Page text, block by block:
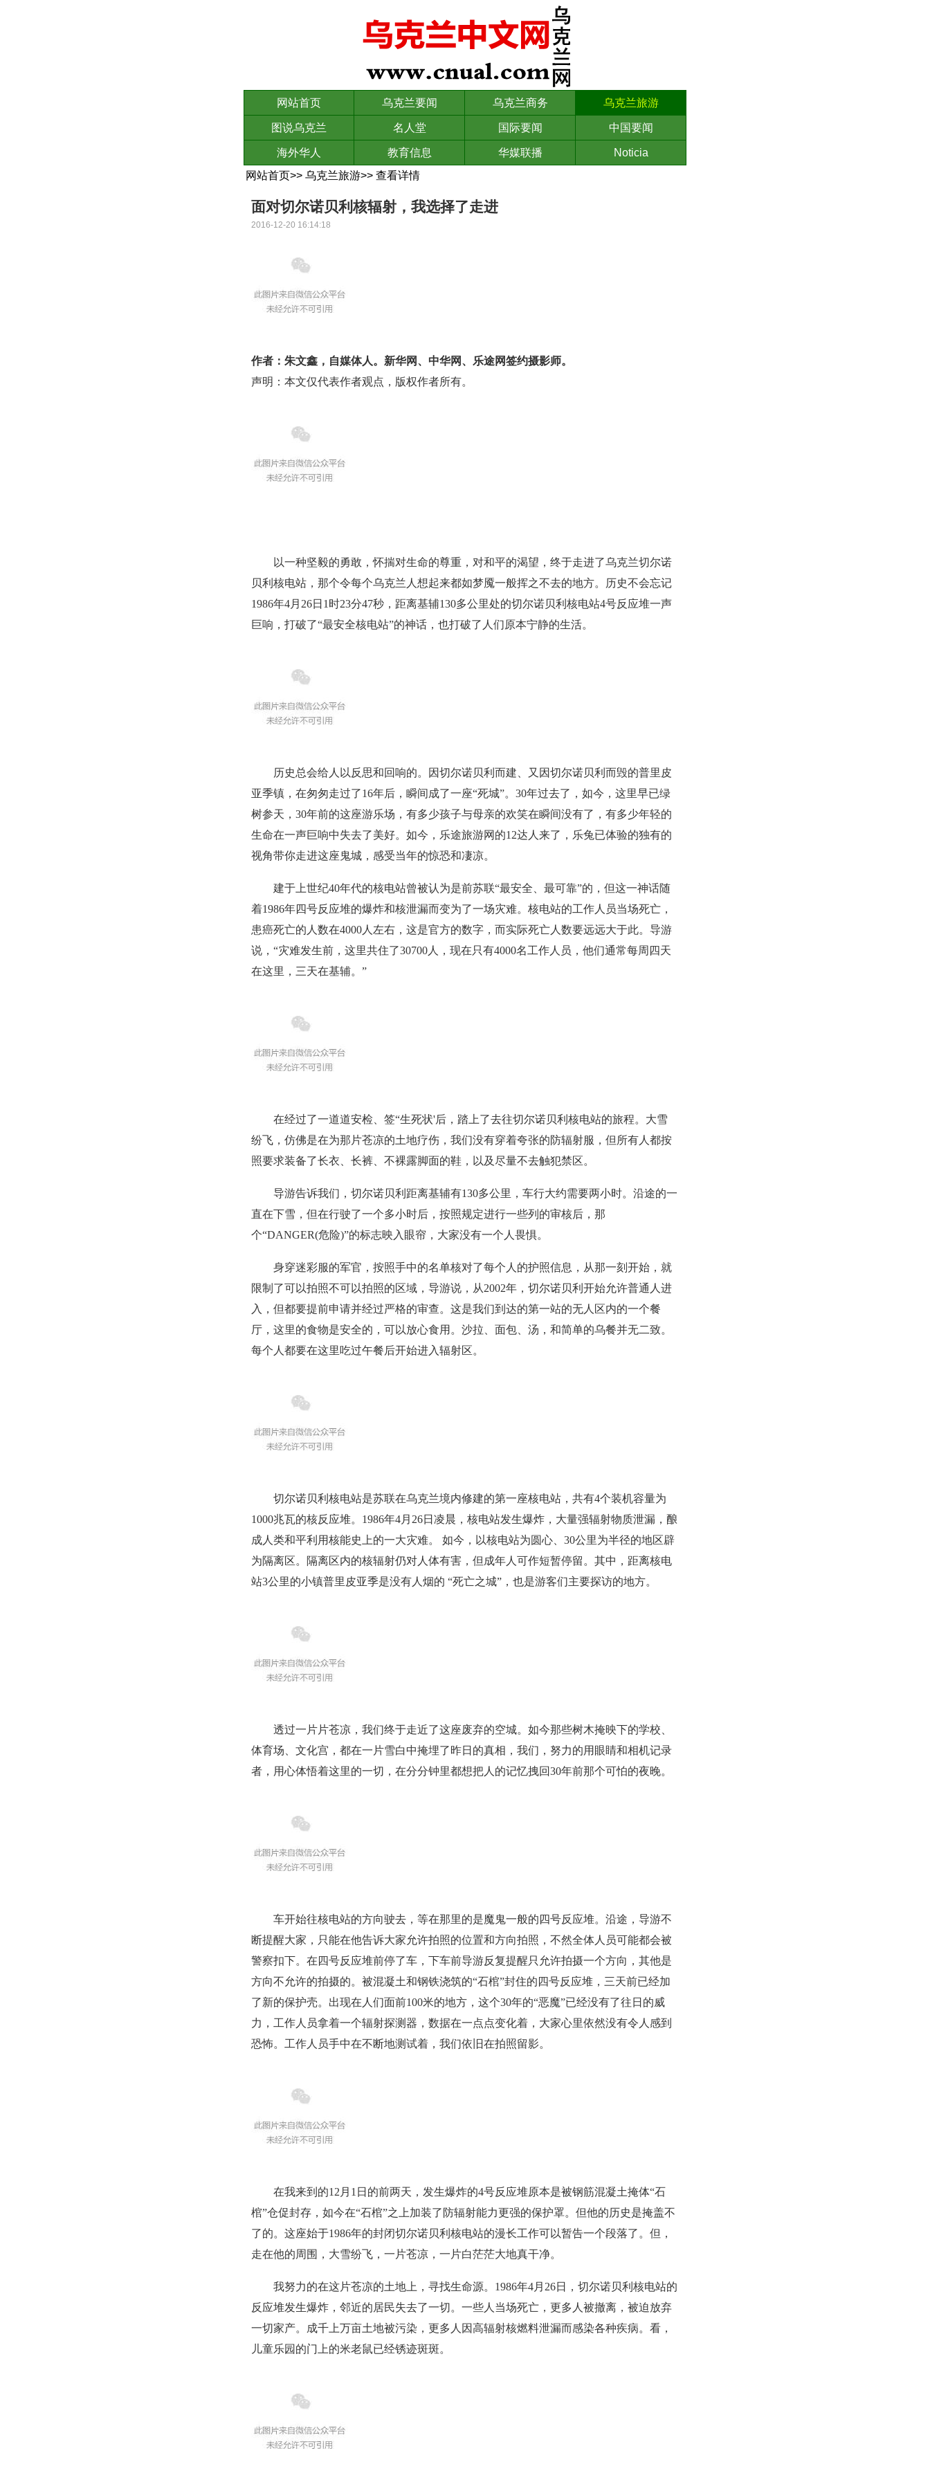
网站首页 乌克兰要闻 乌克兰商务 乌克兰旅游
图说乌克兰 名人堂 国际要闻 中国要闻
海外华人 教育信息 华媒联播
Noticia
网站首页>> 乌克兰旅游>> 查看详情
面对切尔诺贝利核辐射，我选择了走进
2016-12-20 16:14:18
作者：朱文鑫，自媒体人。新华网、中华网、乐途网签约摄影师。
声明：本文仅代表作者观点，版权作者所有。
以一种坚毅的勇敢，怀揣对生命的尊重，对和平的渴望，终于走进了乌克兰切尔诺
贝利核电站，那个令每个乌克兰人想起来都如梦魇一般挥之不去的地方。历史不会忘记
1986年4月26日1时23分47秒，距离基辅130多公里处的切尔诺贝利核电站4号反应堆一声
巨响，打破了“最安全核电站”的神话，也打破了人们原本宁静的生活。
历史总会给人以反思和回响的。因切尔诺贝利而建、又因切尔诺贝利而毁的普里皮
亚季镇，在匆匆走过了16年后，瞬间成了一座“死城”。30年过去了，如今，这里早已绿
树参天，30年前的这座游乐场，有多少孩子与母亲的欢笑在瞬间没有了，有多少年轻的
生命在一声巨响中失去了美好。如今，乐途旅游网的12达人来了，乐兔已体验的独有的
视角带你走进这座鬼城，感受当年的惊恐和凄凉。
建于上世纪40年代的核电站曾被认为是前苏联“最安全、最可靠”的，但这一神话随
着1986年四号反应堆的爆炸和核泄漏而变为了一场灾难。核电站的工作人员当场死亡，
患癌死亡的人数在4000人左右，这是官方的数字，而实际死亡人数要远远大于此。导游
说，“灾难发生前，这里共住了30700人，现在只有4000名工作人员，他们通常每周四天
在这里，三天在基辅。”
在经过了一道道安检、签“生死状'后，踏上了去往切尔诺贝利核电站的旅程。大雪
纷飞，仿佛是在为那片苍凉的土地疗伤，我们没有穿着夸张的防辐射服，但所有人都按
照要求装备了长衣、长裤、不裸露脚面的鞋，以及尽量不去触犯禁区。
导游告诉我们，切尔诺贝利距离基辅有130多公里，车行大约需要两小时。沿途的一
直在下雪，但在行驶了一个多小时后，按照规定进行一些列的审核后，那
个“DANGER(危险)”的标志映入眼帘，大家没有一个人畏惧。
身穿迷彩服的军官，按照手中的名单核对了每个人的护照信息，从那一刻开始，就
限制了可以拍照不可以拍照的区域，导游说，从2002年，切尔诺贝利开始允许普通人进
入，但都要提前申请并经过严格的审查。这是我们到达的第一站的无人区内的一个餐
厅，这里的食物是安全的，可以放心食用。沙拉、面包、汤，和简单的乌餐并无二致。
每个人都要在这里吃过午餐后开始进入辐射区。
切尔诺贝利核电站是苏联在乌克兰境内修建的第一座核电站，共有4个装机容量为
1000兆瓦的核反应堆。1986年4月26日凌晨，核电站发生爆炸，大量强辐射物质泄漏，酿
成人类和平利用核能史上的一大灾难。 如今，以核电站为圆心、30公里为半径的地区辟
为隔离区。隔离区内的核辐射仍对人体有害，但成年人可作短暂停留。其中，距离核电
站3公里的小镇普里皮亚季是没有人烟的 “死亡之城”，也是游客们主要探访的地方。
透过一片片苍凉，我们终于走近了这座废弃的空城。如今那些树木掩映下的学校、
体育场、文化宫，都在一片雪白中掩埋了昨日的真相，我们，努力的用眼睛和相机记录
者，用心体悟着这里的一切，在分分钟里都想把人的记忆拽回30年前那个可怕的夜晚。
车开始往核电站的方向驶去，等在那里的是魔鬼一般的四号反应堆。沿途，导游不
断提醒大家，只能在他告诉大家允许拍照的位置和方向拍照，不然全体人员可能都会被
警察扣下。在四号反应堆前停了车，下车前导游反复提醒只允许拍摄一个方向，其他是
方向不允许的拍摄的。被混凝土和钢铁浇筑的“石棺”封住的四号反应堆，三天前已经加
了新的保护壳。出现在人们面前100米的地方，这个30年的“恶魔”已经没有了往日的威
力，工作人员拿着一个辐射探测器，数据在一点点变化着，大家心里依然没有令人感到
恐怖。工作人员手中在不断地测试着，我们依旧在拍照留影。
在我来到的12月1日的前两天，发生爆炸的4号反应堆原本是被钢筋混凝土掩体“石
棺”仓促封存，如今在“石棺”之上加装了防辐射能力更强的保护罩。但他的历史是掩盖不
了的。这座始于1986年的封闭切尔诺贝利核电站的漫长工作可以暂告一个段落了。但，
走在他的周围，大雪纷飞，一片苍凉，一片白茫茫大地真干净。
我努力的在这片苍凉的土地上，寻找生命源。1986年4月26日，切尔诺贝利核电站的
反应堆发生爆炸，邻近的居民失去了一切。一些人当场死亡，更多人被撤离，被迫放弃
一切家产。成千上万亩土地被污染，更多人因高辐射核燃料泄漏而感染各种疾病。看，
儿童乐园的门上的米老鼠已经锈迹斑斑。